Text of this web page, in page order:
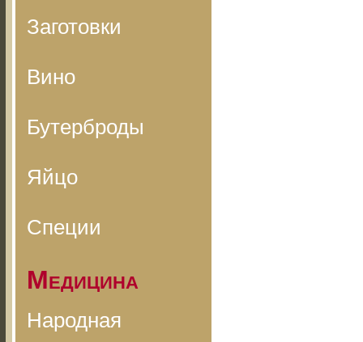
Заготовки
Вино
Бутерброды
Яйцо
Специи
Медицина
Народная